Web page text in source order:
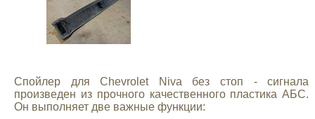
Спойлер для Chevrolet Niva без стоп - сигнала
произведен из прочного качественного пластика АБС.
Он выполняет две важные функции:
Toyota